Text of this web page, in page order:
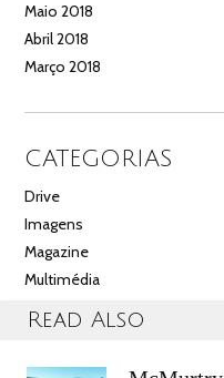
Maio 2018
Abril 2018
Março 2018
CATEGORIAS
Drive
Imagens
Magazine
Multimédia
Noticias
Videos
Read Also